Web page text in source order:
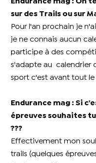
Endurance mag : On
sur des Trails ou sur
Pour l'an prochain je
je ne connais aucun
participe à des
s'adapte au calendrier
sport c'est avant tout le
Endurance mag : Si
épreuves souhaites
???
Effectivement mon
trails (quelques